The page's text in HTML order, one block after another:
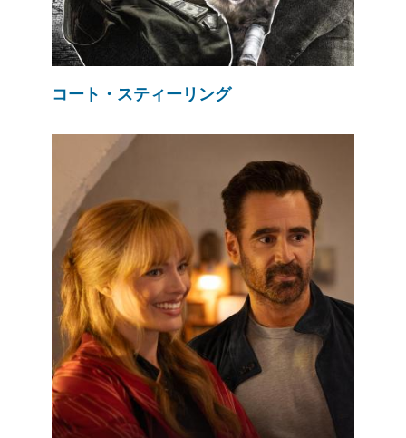
コート・スティーリング